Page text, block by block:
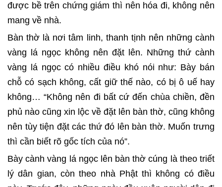
được bề trên chứng giám thì nên hóa đi, không nên
mang về nhà.
Bàn thờ là nơi tâm linh, thanh tịnh nên những cành
vàng lá ngọc không nên đặt lên. Những thứ cành
vàng lá ngọc có nhiều điều khó nói như: Bày bán
chỗ có sạch không, cất giữ thế nào, có bị ô uế hay
không… “Không nên đi bất cứ đến chùa chiền, đền
phủ nào cũng xin lộc về đặt lên bàn thờ, cũng không
nên tùy tiện đặt các thứ đó lên bàn thờ. Muốn trưng
thì cần biết rõ gốc tích của nó”.
Bày cành vàng lá ngọc lên bàn thờ cúng là theo triết
lý dân gian, còn theo nhà Phật thì không có điều